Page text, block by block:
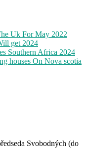
Uk For May 2022
get 2024
Southern Africa 2024
houses On Nova scotia
Svobodných (do